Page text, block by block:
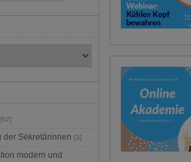
[62]
der Sekretärinnen [3]
modern und